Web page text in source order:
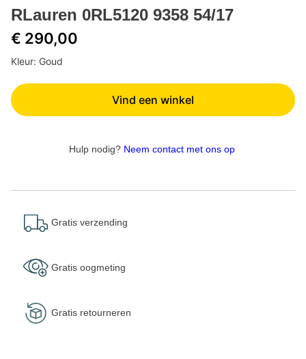
RLauren 0RL5120 9358 54/17
€ 290,00
Kleur: Goud
Vind een winkel
Hulp nodig? Neem contact met ons op
Gratis verzending
Gratis oogmeting
Gratis retourneren